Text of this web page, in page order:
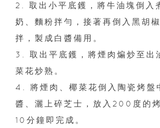
2. 取出小平底鑊，將牛油塊倒入
奶、麵粉拌勻，接著再倒入黑胡
拌，製成白醬備用。
3. 取出平底鑊，將煙肉煸炒至出
菜花炒熟。
4. 將煙肉、椰菜花倒入陶瓷烤盤
醬、灑上碎芝士，放入200度的
10分鐘即完成。